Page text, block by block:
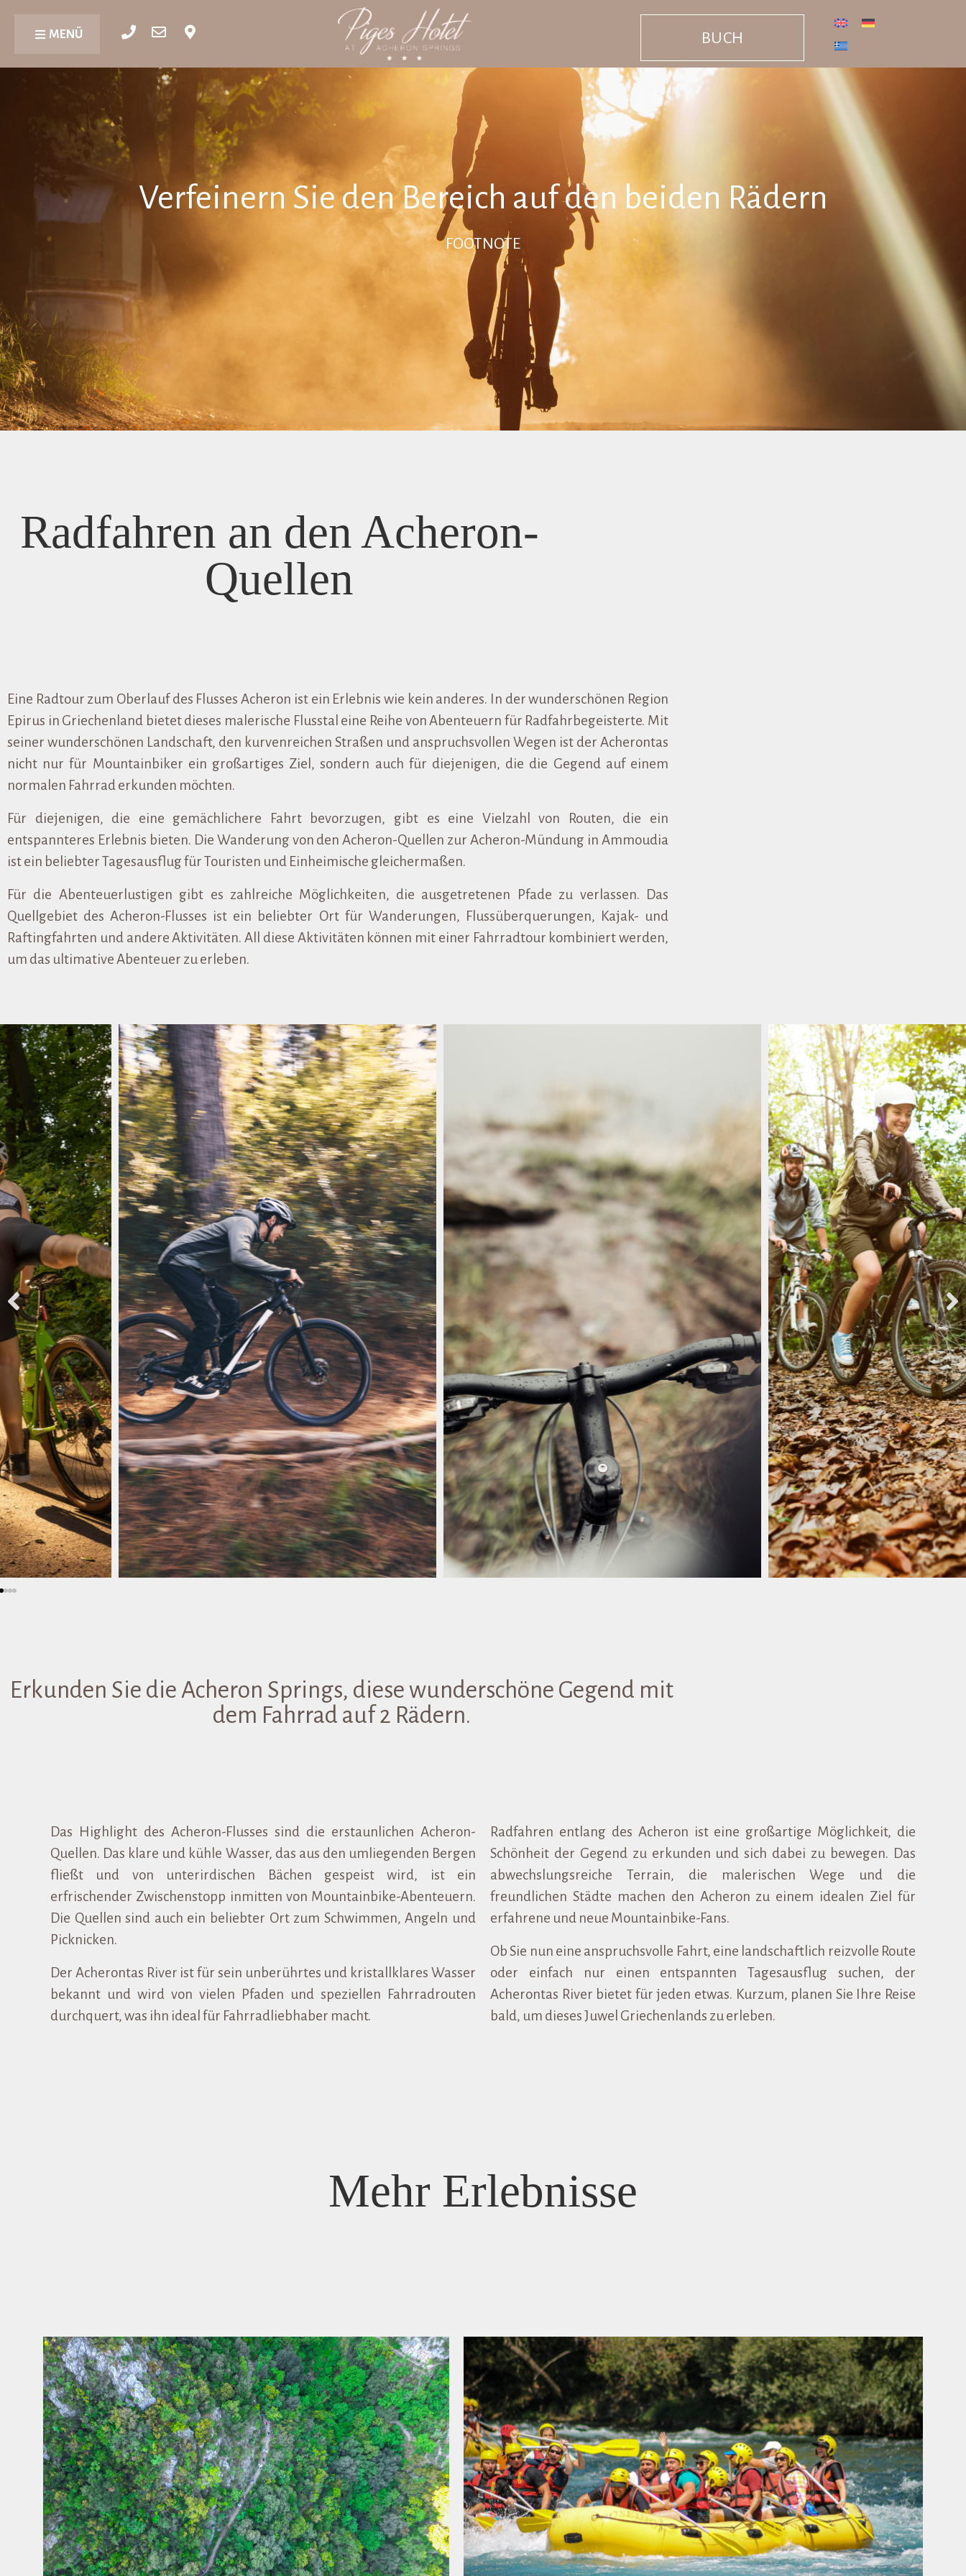
MENÜ BUCH
Verfeinern Sie den Bereich auf den beiden Rädern
FOOTNOTE
Radfahren an den Acheron-
Quellen
Eine Radtour zum Oberlauf des Flusses Acheron ist ein Erlebnis wie kein anderes. In der wunderschönen Region
Epirus in Griechenland bietet dieses malerische Flusstal eine Reihe von Abenteuern für Radfahrbegeisterte. Mit
seiner wunderschönen Landschaft, den kurvenreichen Straßen und anspruchsvollen Wegen ist der Acherontas
nicht nur für Mountainbiker ein großartiges Ziel, sondern auch für diejenigen, die die Gegend auf einem
normalen Fahrrad erkunden möchten.
Für diejenigen, die eine gemächlichere Fahrt bevorzugen, gibt es eine Vielzahl von Routen, die ein
entspannteres Erlebnis bieten. Die Wanderung von denAcheron-Quellen zurAcheron-Mündung in Ammoudia
ist ein beliebter Tagesausflug für Touristen und Einheimische gleichermaßen.
Für die Abenteuerlustigen gibt es zahlreiche Möglichkeiten, die ausgetretenen Pfade zu verlassen. Das
Quellgebiet des Acheron-Flusses ist ein beliebter Ort für Wanderungen, Flussüberquerungen, Kajak- und
Raftingfahrten und andere Aktivitäten. All diese Aktivitäten können mit einer Fahrradtour kombiniert werden,
um das ultimative Abenteuer zu erleben.
Erkunden Sie die Acheron Springs, diese wunderschöne Gegend mit
dem Fahrrad auf 2 Rädern.
Das Highlight des Acheron-Flusses sind die erstaunlichen Acheron-
Quellen. Das klare und kühle Wasser, das aus den umliegenden Bergen
fließt und von unterirdischen Bächen gespeist wird, ist ein
erfrischender Zwischenstopp inmitten von Mountainbike-Abenteuern.
Die Quellen sind auch ein beliebter Ort zum Schwimmen, Angeln und
Picknicken.
Der Acherontas River ist für sein unberührtes und kristallklares Wasser
bekannt und wird von vielen Pfaden und speziellen Fahrradrouten
durchquert, was ihn ideal für Fahrradliebhaber macht.
Radfahren entlang des Acheron ist eine großartige Möglichkeit, die
Schönheit der Gegend zu erkunden und sich dabei zu bewegen. Das
abwechslungsreiche Terrain, die malerischen Wege und die
freundlichen Städte machen den Acheron zu einem idealen Ziel für
erfahrene und neue Mountainbike-Fans.
Ob Sie nun eine anspruchsvolle Fahrt, eine landschaftlich reizvolle Route
oder einfach nur einen entspannten Tagesausflug suchen, der
Acherontas River bietet für jeden etwas. Kurzum, planen Sie Ihre Reise
bald, um dieses Juwel Griechenlands zu erleben.
Mehr Erlebnisse